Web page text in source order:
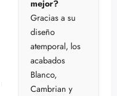
mejor?
Gracias a su
diseño
atemporal, los
acabados
Blanco,
Cambrian y